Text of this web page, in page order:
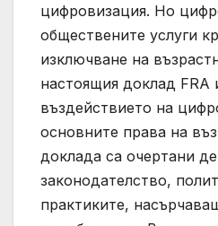
цифровизация. Но
обществените услуги
изключване на
настоящия доклад FRA
въздействието на
основните права на
доклада са очертани
законодателство,
практиките,